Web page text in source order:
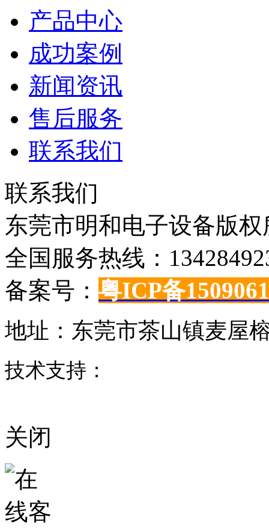
产品中心
成功案例
新闻资讯
售后服务
联系我们
联系我们
东莞市明和电子设备版
全国服务热线：
备案号： 粤ICP备
地址：东莞市茶山镇麦屋
技术支持：
关闭